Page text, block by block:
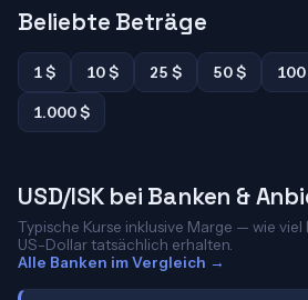
Beliebte Beträge
1 $ 10 $ 25 $ 50 $
1.000 $
USD/ISK bei Banken &
Typische Kurse inklusive Marge — wie viel
US-Dollar tatsächlich erhalten.
Alle Banken im Vergleich →